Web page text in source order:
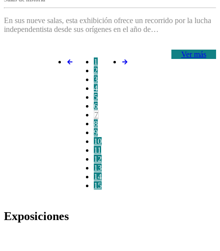
En sus nueve salas, esta exhibición ofrece un recorrido por la lucha
independentista desde sus orígenes en el año de…
Ver más
1
2
3
4
5
6
7
8
9
10
11
12
13
14
15
Exposiciones